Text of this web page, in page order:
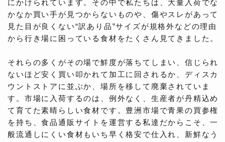
にかけられています。その中で私たちは、大量入荷でな
かなか買い手が見つからないものや、傷やスレがあって
見た目が良くない“訳あり品”サイズが規格外などの理由
から行き場に困っている食材をたくさん見てきました。
それらの多くがその場で鮮度が落ちてしまい、信じられ
ないほど安く買い叩かれて加工に回されるか、ディスカ
ウントストアに並ぶか、場所を移して廃棄されていま
す。市場に入荷するのは、例外なく、生産者が丹精込め
て育てた素晴らしい食材です。豊洲市場で青果の買参権
を持ち、食品通販サイトを運営する私達だからこそ、一
般流通しにくい食材もいち早く格安で仕入れ、新鮮なう